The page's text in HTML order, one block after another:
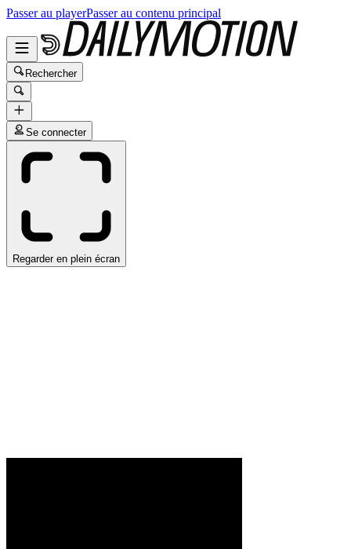
Passer au playerPasser au contenu principal
Rechercher
Se connecter
Regarder en plein écran